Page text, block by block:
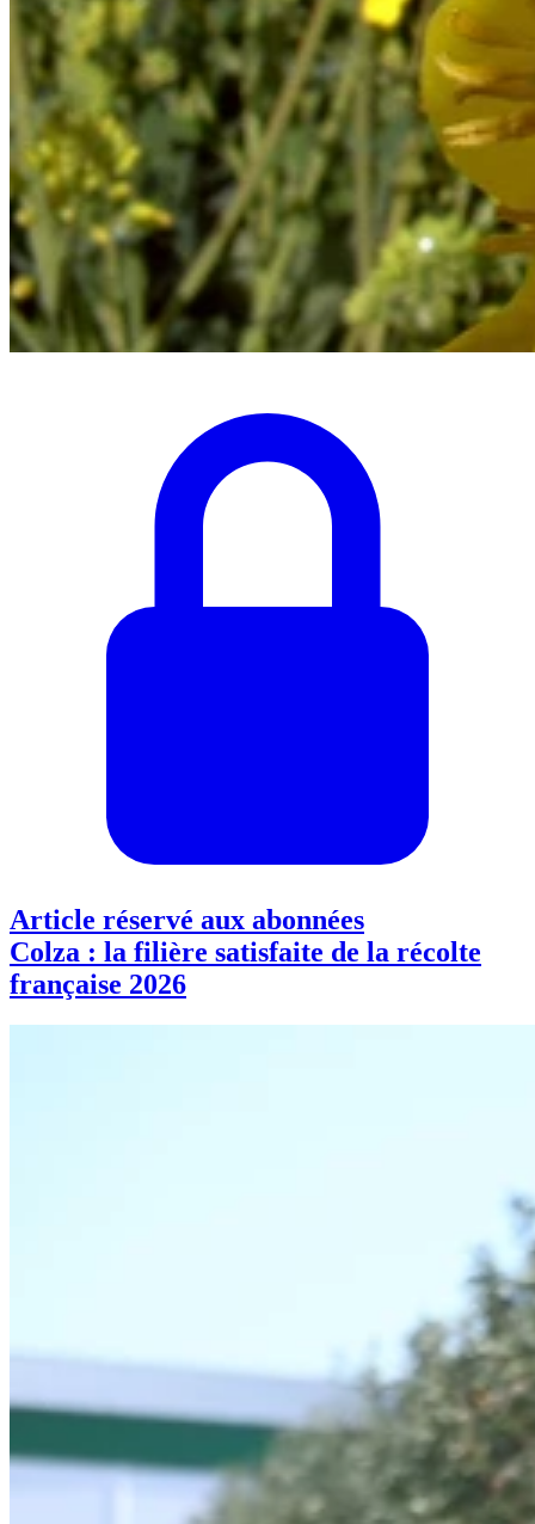
Article réservé aux abonnées
Colza : la filière satisfaite de la récolte
française 2026